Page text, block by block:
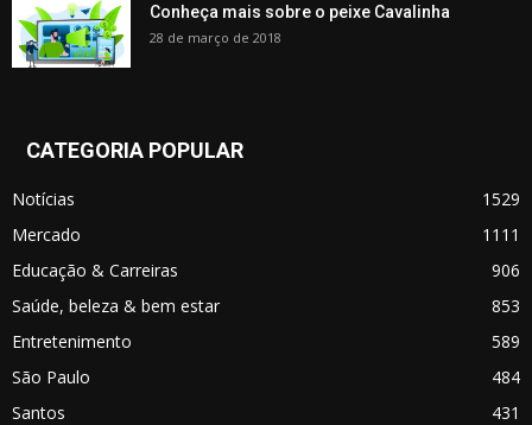
Conheça mais sobre o peixe Cavalinha
28 de março de 2018
CATEGORIA POPULAR
Notícias
1529
Mercado
1111
Educação & Carreiras
906
Saúde, beleza & bem estar
853
Entretenimento
589
São Paulo
484
Santos
431